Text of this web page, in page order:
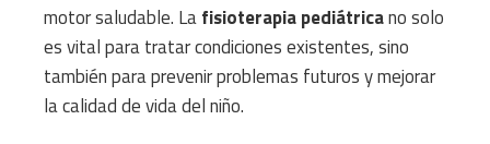
motor saludable. Lafisioterapia pediátricano solo
es vital para tratar condiciones existentes, sino
también para prevenir problemas futuros y mejorar
la calidad de vida del niño.